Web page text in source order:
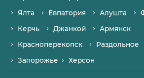
Ялта
Евпатория Алушта
Керчь
Джанкой
Армянск
Красноперекопск
Раздольное
Запорожье
Херсон